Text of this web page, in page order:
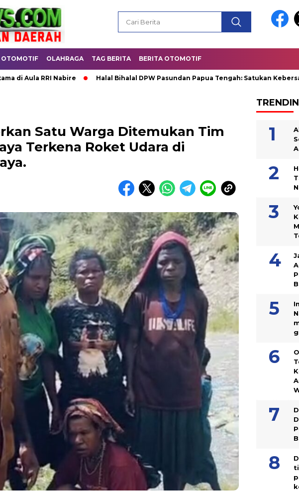
OTOMOTIF OLAHRAGA TAG BERITA BERITA OTOMOTIF
Nabire Halal Bihalal DPW Pasundan Papua Tengah: Satukan Kebersamaan,
Satu Warga Ditemukan Tim
Terkena Roket Udara di